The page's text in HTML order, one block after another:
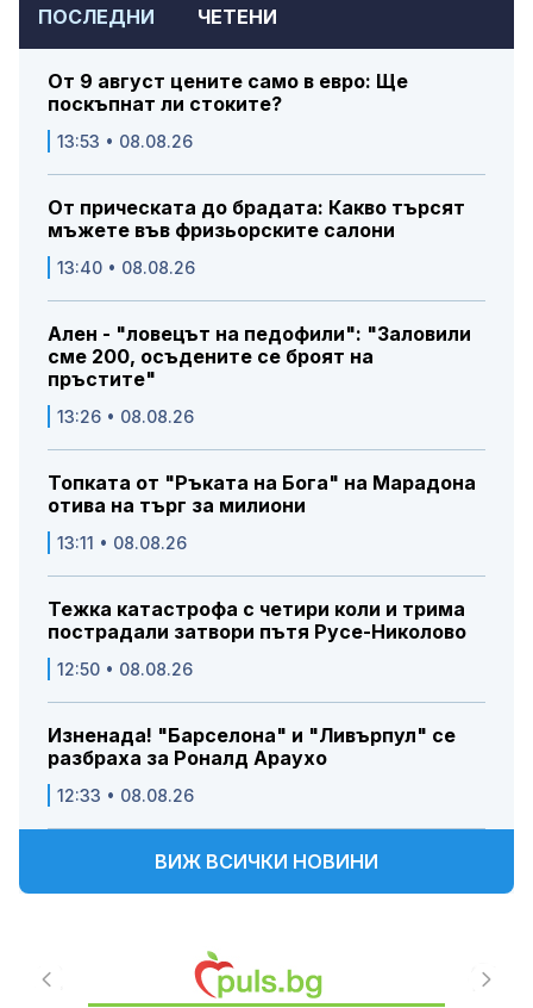
ПОСЛЕДНИ ЧЕТЕНИ
От 9 август цените само в евро: Ще
поскъпнат ли стоките?
13:53 • 08.08.26
От прическата до брадата: Какво търсят
мъжете във фризьорските салони
13:40 • 08.08.26
Ален - "ловецът на педофили": "Заловили
сме 200, осъдените се броят на
пръстите"
13:26 • 08.08.26
Топката от "Ръката на Бога" на Марадона
отива на търг за милиони
13:11 • 08.08.26
Тежка катастрофа с четири коли и трима
пострадали затвори пътя Русе-Николово
12:50 • 08.08.26
Изненада! "Барселона" и "Ливърпул" се
разбраха за Роналд Араухо
12:33 • 08.08.26
ВИЖ ВСИЧКИ НОВИНИ